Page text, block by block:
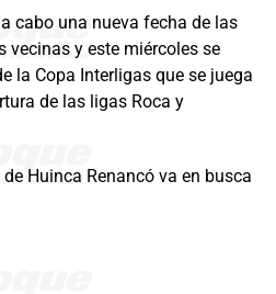
cabo una nueva fecha de las
vecinas y este miércoles se
la Copa Interligas que se juega
de las ligas Roca y
Huinca Renancó va en busca